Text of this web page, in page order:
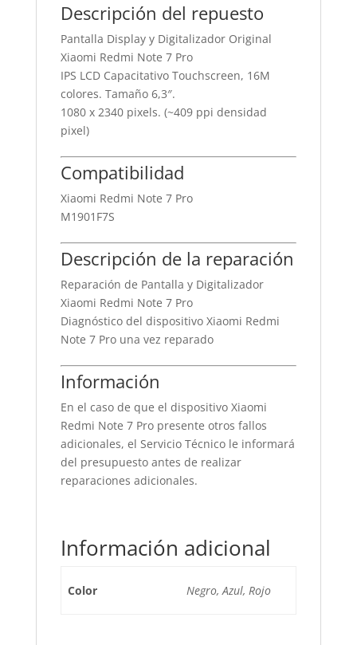
Descripción del repuesto
Pantalla Display y Digitalizador Original
Xiaomi Redmi Note 7 Pro
IPS LCD Capacitativo Touchscreen, 16M
colores. Tamaño 6,3″.
1080 x 2340 pixels. (~409 ppi densidad
pixel)
Compatibilidad
Xiaomi Redmi Note 7 Pro
M1901F7S
Descripción de la reparación
Reparación de Pantalla y Digitalizador
Xiaomi Redmi Note 7 Pro
Diagnóstico del dispositivo Xiaomi Redmi
Note 7 Pro una vez reparado
Información
En el caso de que el dispositivo Xiaomi
Redmi Note 7 Pro presente otros fallos
adicionales, el Servicio Técnico le informará
del presupuesto antes de realizar
reparaciones adicionales.
Información adicional
Color Negro, Azul, Rojo